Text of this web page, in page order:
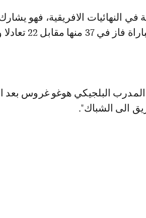
النهائيات الافريقية، فهو
البلجيكي هوغو غروس بعد
الى الشباك".